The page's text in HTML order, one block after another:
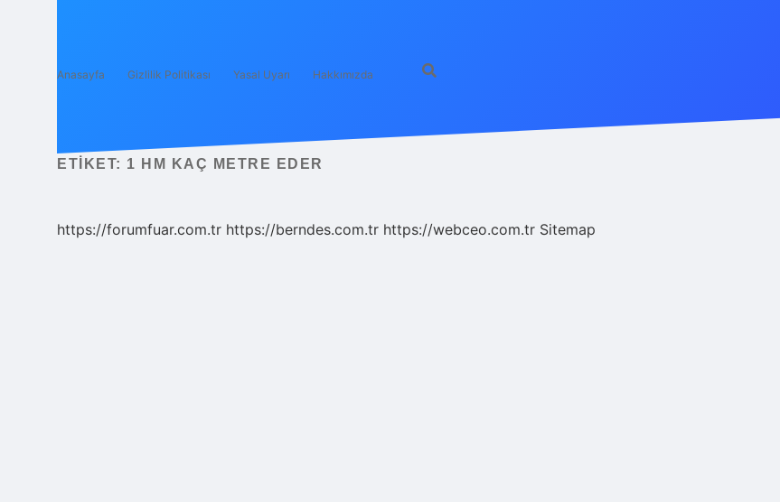
Anasayfa Gizlilik Politikası Yasal Uyarı Hakkımızda
ETIKET: 1 HM KAÇ METRE EDER
https://forumfuar.com.tr https://berndes.com.tr https://webceo.com.tr Sitemap